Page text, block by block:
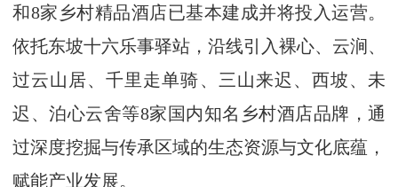
和8家乡村精品酒店已基本建成并将投入运营。
依托东坡十六乐事驿站，沿线引入裸心、云涧、
过云山居、千里走单骑、三山来迟、西坡、未
迟、泊心云舍等8家国内知名乡村酒店品牌，通
过深度挖掘与传承区域的生态资源与文化底蕴，
赋能产业发展。